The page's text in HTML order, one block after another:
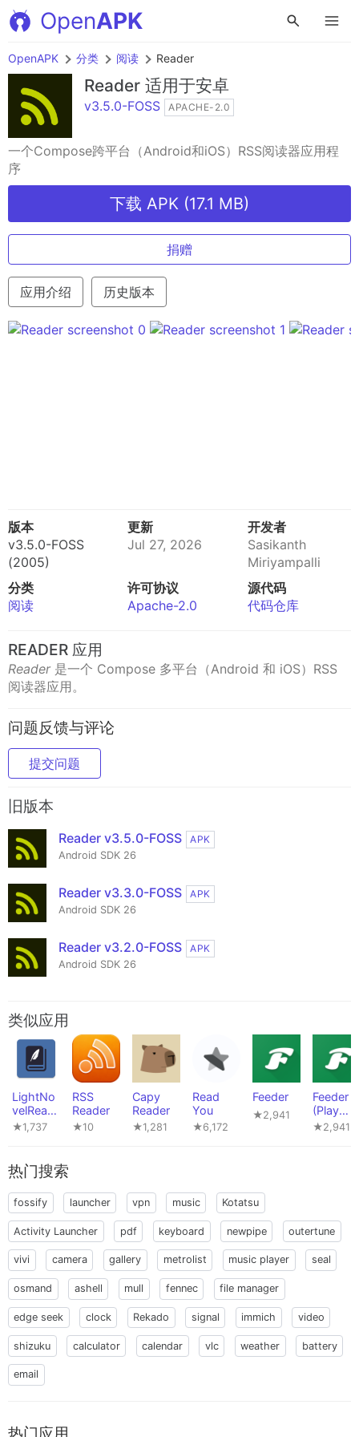
OpenAPK
OpenAPK 分类 阅读 Reader
Reader 适用于安卓
v3.5.0-FOSS APACHE-2.0
一个Compose跨平台（Android和iOS）RSS阅读器应用程
序
下载 APK (17.1 MB)
捐赠
应用介绍 历史版本
版本
v3.5.0-FOSS
(2005)
更新
Jul 27, 2026
开发者
Sasikanth
Miriyampalli
分类
阅读
许可协议
Apache-2.0
源代码
代码仓库
READER 应用
Reader是一个 Compose 多平台（Android 和 iOS）RSS
阅读器应用。
问题反馈与评论
提交问题
旧版本
Reader v3.5.0-FOSS
APK
Android SDK 26
Reader v3.3.0-FOSS
APK
Android SDK 26
Reader v3.2.0-FOSS
APK
Android SDK 26
类似应用
LightNo
velRead
er
★1,737
RSS
Reader
★10
Capy
Reader
★1,281
Read
You
★6,172
Feeder
★2,941
Feeder
(Play
version)
★2,941
热门搜索
fossify launcher vpn music Kotatsu
Activity Launcher pdf keyboard newpipe outertune
vivi camera gallery metrolist music player seal
osmand ashell mull fennec file manager
edge seek clock Rekado signal immich video
shizuku calculator calendar vlc weather battery
email